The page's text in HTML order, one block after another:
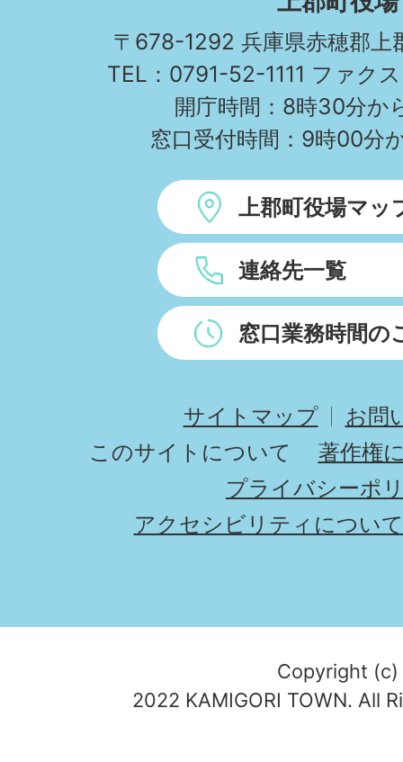
TOWN
〒678-1292 兵庫県赤穂郡上
TEL：0791-52-1111 ファク
開庁時間：8時30分か
窓口受付時間：9時00分
上郡町役場マッ
連絡先一覧
窓口業務時間の
サイトマップ
お問
このサイトについて
著作権
プライバシーポ
アクセシビリティについて
Copyright (c)
2022 KAMIGORI TOWN. All